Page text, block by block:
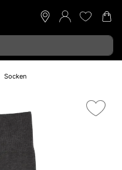
Socken